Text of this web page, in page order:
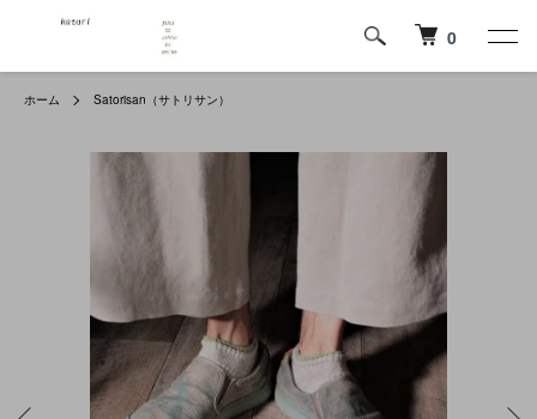
0
ホーム Satorisan（サトリサン）